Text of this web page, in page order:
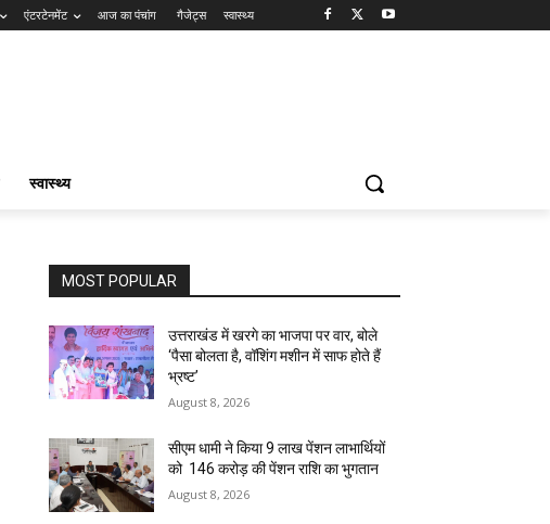
एंटरटेनमेंट आज का पंचांग गैजेट्स स्वास्थ्य
स्वास्थ्य
MOST POPULAR
उत्तराखंड में खरगे का भाजपा पर वार, बोले
‘पैसा बोलता है, वॉशिंग मशीन में साफ होते हैं
भ्रष्ट’
August 8, 2026
सीएम धामी ने किया 9 लाख पेंशन लाभार्थियों
को ₹ 146 करोड़ की पेंशन राशि का भुगतान
August 8, 2026